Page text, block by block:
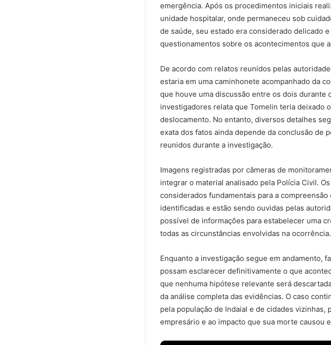
emergência. Após os procedimentos iniciais
unidade hospitalar, onde permaneceu sob
de saúde, seu estado era considerado delicado
questionamentos sobre os acontecimentos que
De acordo com relatos reunidos pelas
estaria em uma caminhonete acompanhado da
que houve uma discussão entre os dois durante
investigadores relata que Tomelin teria deixado
deslocamento. No entanto, diversos detalhes
exata dos fatos ainda depende da conclusão de
reunidos durante a investigação.
Imagens registradas por câmeras de
integrar o material analisado pela Polícia Civil.
considerados fundamentais para a
identificadas e estão sendo ouvidas pelas
possível de informações para estabelecer uma
todas as circunstâncias envolvidas na ocorrência.
Enquanto a investigação segue em andamento,
possam esclarecer definitivamente o que
que nenhuma hipótese relevante será
da análise completa das evidências. O caso
pela população de Indaial e de cidades
empresário e ao impacto que sua morte causou